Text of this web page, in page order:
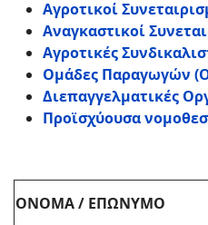
Αγροτικοί
Αναγκαστικοί
Αγροτικές
Ομάδες Παραγωγών
Διεπαγγελματικές
Προϊσχύουσα
ΟΝΟΜΑ / ΕΠΩΝΥΜΟ